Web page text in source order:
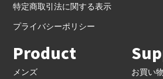
特定商取引法に関する表示
プライバシーポリシー
Product
メンズ お買い